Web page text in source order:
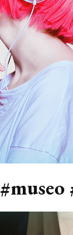
#museo